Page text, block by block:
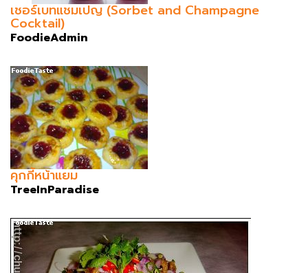
เชอร์เบทแชมเปญ (Sorbet and Champagne
Cocktail)
FoodieAdmin
คุกกี้หน้าแยม
TreeInParadise